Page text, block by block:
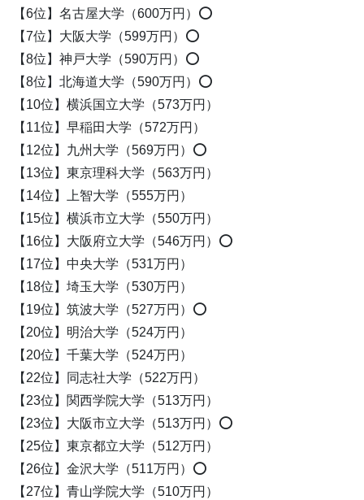
【6位】名古屋大学（600万円）⭕️
【7位】大阪大学（599万円）⭕️
【8位】神戸大学（590万円）⭕️
【8位】北海道大学（590万円）⭕️
【10位】横浜国立大学（573万円）
【11位】早稲田大学（572万円）
【12位】九州大学（569万円）⭕️
【13位】東京理科大学（563万円）
【14位】上智大学（555万円）
【15位】横浜市立大学（550万円）
【16位】大阪府立大学（546万円）⭕️
【17位】中央大学（531万円）
【18位】埼玉大学（530万円）
【19位】筑波大学（527万円）⭕️
【20位】明治大学（524万円）
【20位】千葉大学（524万円）
【22位】同志社大学（522万円）
【23位】関西学院大学（513万円）
【23位】大阪市立大学（513万円）⭕️
【25位】東京都立大学（512万円）
【26位】金沢大学（511万円）⭕️
【27位】青山学院大学（510万円）